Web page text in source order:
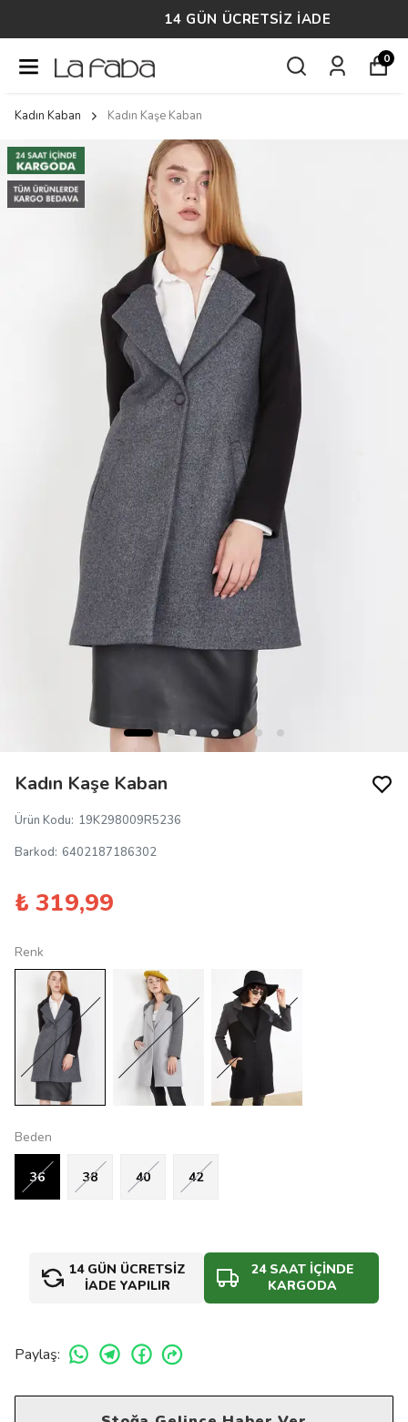
14 GÜN ÜCRETSİZ İADE
0
Kadın Kaban Kadın Kaşe Kaban
Kadın Kaşe Kaban
Ürün Kodu: 19K298009R5236
Barkod: 6402187186302
₺ 319,99
Renk
Beden
36 38 40 42
14 GÜN ÜCRETSİZ
İADE YAPILIR
24 SAAT İÇİNDE
KARGODA
Paylaş: